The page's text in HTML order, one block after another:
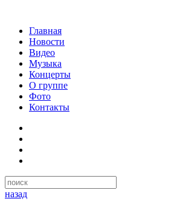
Главная
Новости
Видео
Музыка
Концерты
О группе
Фото
Контакты
назад